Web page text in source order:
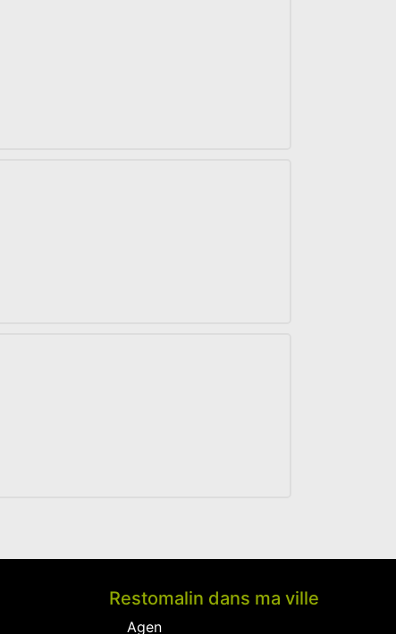
Restomalin dans ma ville
Agen